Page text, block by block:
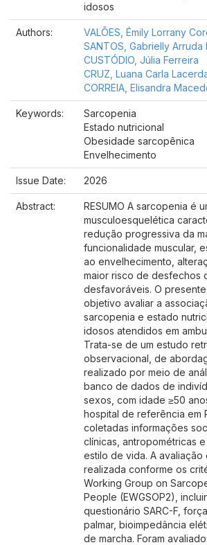
idosos
Authors:
VALÕES, Émily Lorrany
SANTOS, Gabrielly Arruda
CUSTÓDIO, Júlia Ferreira
CRUZ, Luana Carla
CORREIA, Elisandra
Keywords:
Sarcopenia
Estado nutricional
Obesidade sarcopênica
Envelhecimento
Issue Date: 2026
Abstract:
RESUMO A sarcopenia é
musculoesquelética
redução progressiva da
funcionalidade muscular,
ao envelhecimento,
maior risco de desfechos
desfavoráveis. O
objetivo avaliar a
sarcopenia e estado
idosos atendidos em
Trata-se de um estudo
observacional, de
realizado por meio de
banco de dados de
sexos, com idade ≥50
hospital de referência em
coletadas informações
clínicas, antropométricas
estilo de vida. A
realizada conforme os
Working Group on
People (EWGSOP2),
questionário SARC-F,
palmar, bioimpedância
de marcha. Foram